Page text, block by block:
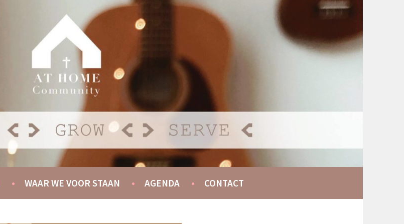
WAAR WE VOOR STAAN AGENDA CONTACT